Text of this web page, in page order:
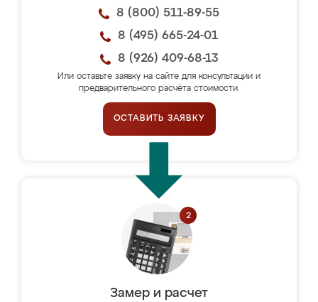
8 (800) 511-89-55
8 (495) 665-24-01
8 (926) 409-68-13
Или оставьте заявку на сайте для консультации и
предварительного расчёта стоимости.
ОСТАВИТЬ ЗАЯВКУ
Замер и расчет